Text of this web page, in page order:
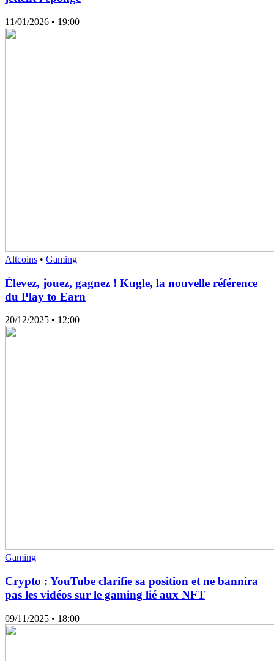
11/01/2026 • 19:00
Altcoins • Gaming
Élevez, jouez, gagnez ! Kugle, la nouvelle référence
du Play to Earn
20/12/2025 • 12:00
Gaming
Crypto : YouTube clarifie sa position et ne bannira
pas les vidéos sur le gaming lié aux NFT
09/11/2025 • 18:00